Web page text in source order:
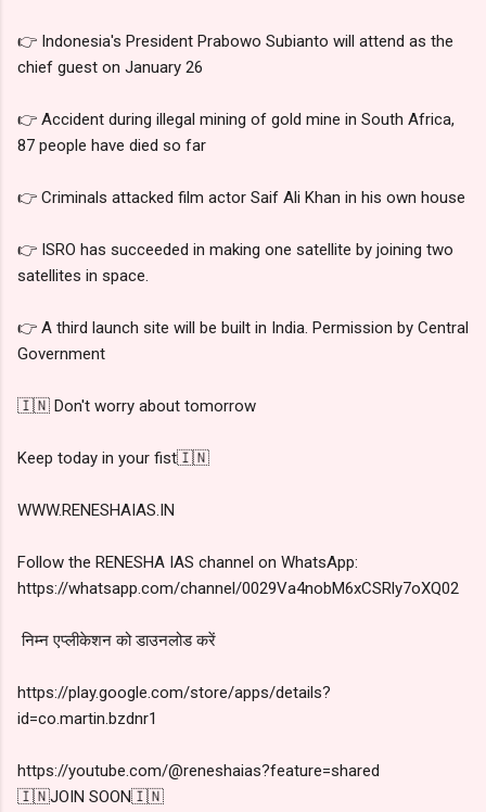
👉 Indonesia's President Prabowo Subianto will attend as the
chief guest on January 26
👉 Accident during illegal mining of gold mine in South Africa,
87 people have died so far
👉 Criminals attacked film actor Saif Ali Khan in his own house
👉 ISRO has succeeded in making one satellite by joining two
satellites in space.
👉 A third launch site will be built in India. Permission by Central
Government
🇮🇳 Don't worry about tomorrow
Keep today in your fist🇮🇳
WWW.RENESHAIAS.IN
Follow the RENESHA IAS channel on WhatsApp:
https://whatsapp.com/channel/0029Va4nobM6xCSRly7oXQ02
निम्न एप्लीकेशन को डाउनलोड करें
https://play.google.com/store/apps/details?
id=co.martin.bzdnr1
https://youtube.com/@reneshaias?feature=shared
🇮🇳JOIN SOON🇮🇳